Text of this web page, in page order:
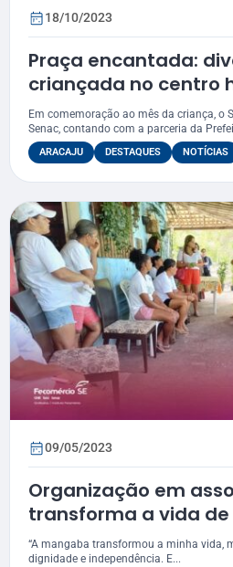
18/10/2023
Praça encantada:
criançada no centro
Aracaju
Em comemoração ao mês da criança, o
Senac, contando com a parceria da
ARACAJU DESTAQUES NOTÍCIAS
09/05/2023
Organização em
transforma a vida
mangaba no litoral
“A mangaba transformou a minha vida,
dignidade e independência. E...